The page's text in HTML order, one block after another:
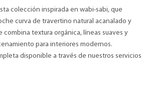
colección inspirada en wabi-sabi, que
curva de travertino natural acanalado y
combina textura orgánica, líneas suaves y
para interiores modernos.
disponible a través de nuestros servicios